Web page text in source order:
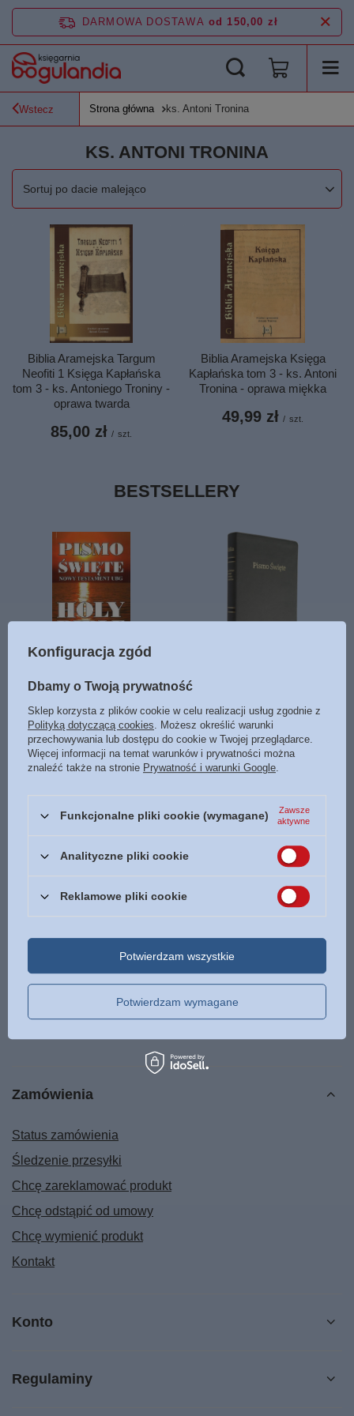
DARMOWA DOSTAWA od 150,00 zł
Wstecz Strona główna ks. Antoni Tronina
KS. ANTONI TRONINA
Zmień sortowanie
Sortuj po dacie malejąco
Biblia Aramejska Targum
Neofiti 1 Księga Kapłańska
tom 3 - ks. Antoniego Troniny -
oprawa twarda
85,00 zł / szt.
Biblia Aramejska Księga
Kapłańska tom 3 - ks. Antoni
Tronina - oprawa miękka
49,99 zł / szt.
BESTSELLERY
angielski Uwspółcześniona
Biblia Gdańska UBG-KJV
18,50 zł / szt.
Przymierze EIB Liga Biblijna
214,99 zł
Biblia Warszawsko-Praska
szt.
Purpurowa nić - Francine
Rivers - 2023 - oprawa miękka
35,00 zł
Zamówienia
Status zamówienia
Śledzenie przesyłki
Chcę zareklamować produkt
Chcę odstąpić od umowy
Chcę wymienić produkt
Kontakt
Konto
Regulaminy
Konfiguracja zgód
Dbamy o Twoją prywatność
Sklep korzysta z plików cookie w celu realizacji usług zgodnie z
Polityką dotyczącą cookies. Możesz określić warunki
przechowywania lub dostępu do cookie w Twojej przeglądarce.
Więcej informacji na temat warunków i prywatności można
znaleźć także na stronie Prywatność i warunki Google.
Funkcjonalne pliki cookie (wymagane)
Zawsze
aktywne
Analityczne pliki cookie
Reklamowe pliki cookie
Potwierdzam wymagane
Potwierdzam wszystkie